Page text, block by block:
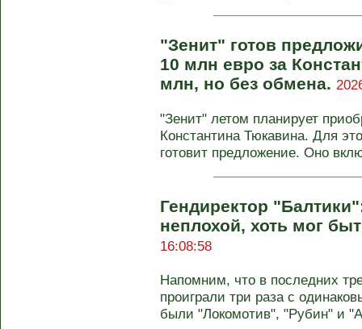
"Зенит" готов
10 млн евро за
млн, но без обмена.
"Зенит" летом планирует
Константина Тюкавина. Для
готовит предложение. Оно
Гендиректор
неплохой, хоть мог
16:08:58
Напомним, что в последних
проиграли три раза с
были "Локомотив", "Рубин" и